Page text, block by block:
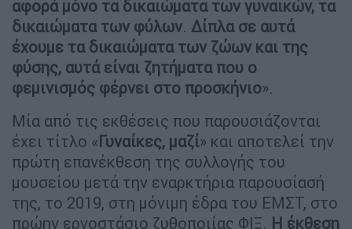
αφορά μόνο τα δικαιώματα των γυναικών, τα
δικαιώματα των φύλων. Δίπλα σε αυτά
έχουμε τα δικαιώματα των ζώων και της
φύσης, αυτά είναι ζητήματα που ο
φεμινισμός φέρνει στο προσκήνιο».
Μία από τις εκθέσεις που παρουσιάζονται
έχει τίτλο «Γυναίκες, μαζί» και αποτελεί την
πρώτη επανέκθεση της συλλογής του
μουσείου μετά την εναρκτήρια παρουσίασή
της, το 2019, στη μόνιμη έδρα του ΕΜΣΤ, στο
πρώην εργοστάσιο ζυθοποιίας ΦΙΞ. Η έκθεση